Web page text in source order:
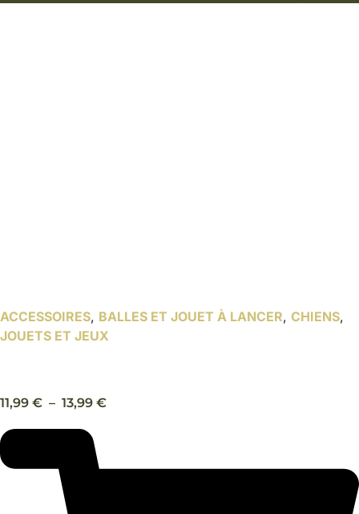
ACCESSOIRES, BALLES ET JOUET À LANCER, CHIENS,
JOUETS ET JEUX
11,99 € – 13,99 €Plage